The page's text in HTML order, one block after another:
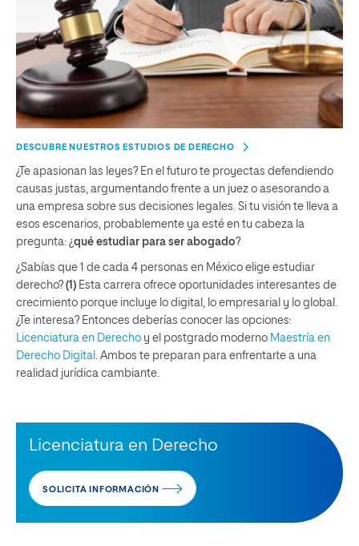
DESCUBRE NUESTROS ESTUDIOS DE DERECHO
¿Te apasionan las leyes? En el futuro te proyectas defendiendo
causas justas, argumentando frente a un juez o asesorando a
una empresa sobre sus decisiones legales. Si tu visión te lleva a
esos escenarios, probablemente ya esté en tu cabeza la
pregunta: ¿qué estudiar para ser abogado?
¿Sabías que 1 de cada 4 personas en México elige estudiar
derecho? (1) Esta carrera ofrece oportunidades interesantes de
crecimiento porque incluye lo digital, lo empresarial y lo global.
¿Te interesa? Entonces deberías conocer las opciones:
Licenciatura en Derecho y el postgrado moderno Maestría en
Derecho Digital . Ambos te preparan para enfrentarte a una
realidad jurídica cambiante.
Licenciatura en Derecho
SOLICITA INFORMACIÓN